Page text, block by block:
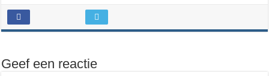
Geef een reactie